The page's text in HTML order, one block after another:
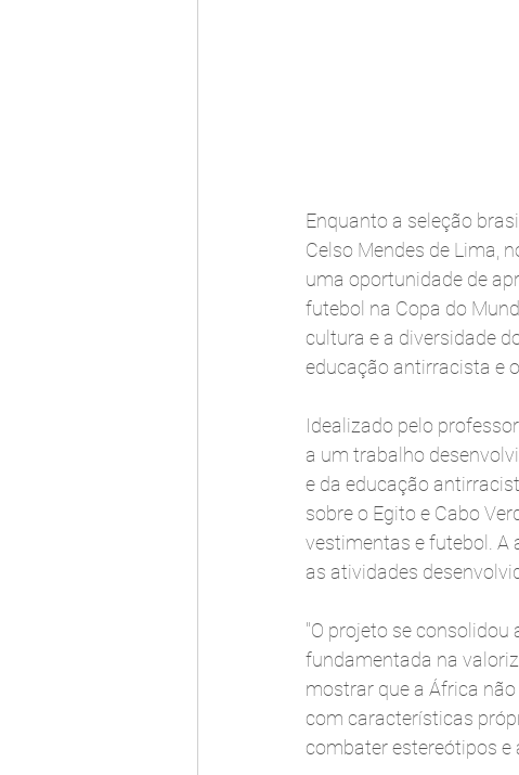
Enquanto a seleção
Celso Mendes de Lima,
uma oportunidade de
futebol na Copa do
cultura e a diversidade
educação antirracista e
Idealizado pelo
a um trabalho
e da educação
sobre o Egito e Cabo
vestimentas e futebol. A
as atividades
"O projeto se
fundamentada na
mostrar que a África
com características
combater estereótipos e